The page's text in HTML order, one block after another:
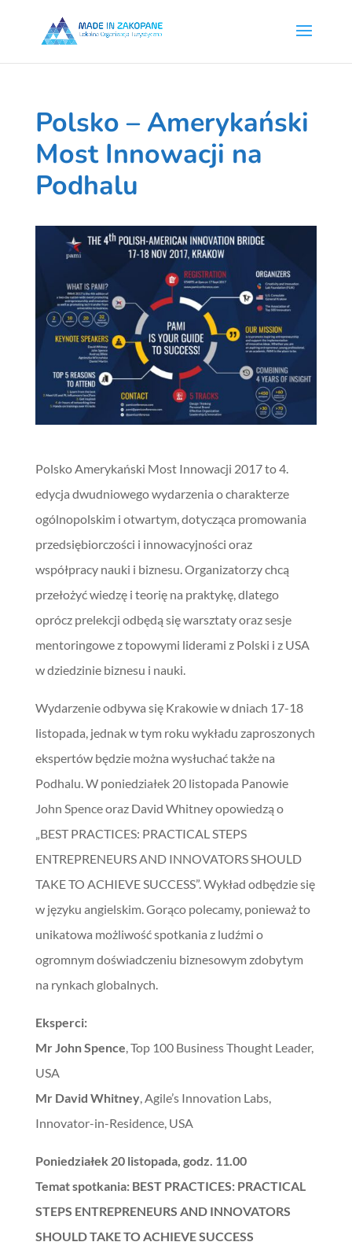
Polsko – Amerykański
Most Innowacji na
Podhalu
Polsko Amerykański Most Innowacji 2017 to 4.
edycja dwudniowego wydarzenia o charakterze
ogólnopolskim i otwartym, dotycząca promowania
przedsiębiorczości i innowacyjności oraz
współpracy nauki i biznesu. Organizatorzy chcą
przełożyć wiedzę i teorię na praktykę, dlatego
oprócz prelekcji odbędą się warsztaty oraz sesje
mentoringowe z topowymi liderami z Polski i z USA
w dziedzinie biznesu i nauki.
Wydarzenie odbywa się Krakowie w dniach 17-18
listopada, jednak w tym roku wykładu zaproszonych
ekspertów będzie można wysłuchać także na
Podhalu. W poniedziałek 20 listopada Panowie
John Spence oraz David Whitney opowiedzą o
„BEST PRACTICES: PRACTICAL STEPS
ENTREPRENEURS AND INNOVATORS SHOULD
TAKE TO ACHIEVE SUCCESS”. Wykład odbędzie się
w języku angielskim. Gorąco polecamy, ponieważ to
unikatowa możliwość spotkania z ludźmi o
ogromnym doświadczeniu biznesowym zdobytym
na rynkach globalnych.
Eksperci:
Mr John Spence, Top 100 Business Thought Leader,
USA
Mr David Whitney, Agile’s Innovation Labs,
Innovator-in-Residence, USA
Poniedziałek 20 listopada, godz. 11.00
Temat spotkania: BEST PRACTICES: PRACTICAL
STEPS ENTREPRENEURS AND INNOVATORS
SHOULD TAKE TO ACHIEVE SUCCESS